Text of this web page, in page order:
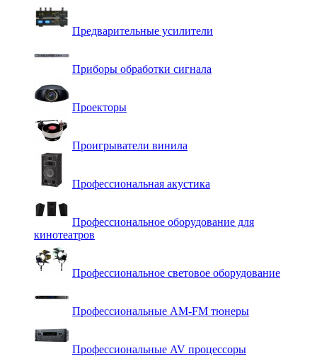
Предварительные усилители
Приборы обработки сигнала
Проекторы
Проигрыватели винила
Профессиональная акустика
Профессиональное оборудование для
кинотеатров
Профессиональное световое оборудование
Профессиональные AM-FM тюнеры
Профессиональные AV процессоры